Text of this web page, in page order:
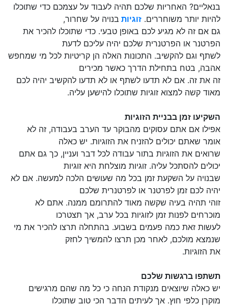
בנאליים? האחריות שלכם תהיה לעבוד על עצמכם כדי שתוכלו
להיות יותר משוחררים. זוגיות בנויה על שחרור,
גם אם זה לא מגיע לכם באופן טבעי. כדי שתוכלו להכיר את
הפרטנר או הפרטנרית שלכם יהיה עליכם לדעת
לשתף וגם להקשיב. התכונות האלה הן קריטיות לכל מי שמחפש
אהבה, בטח בתחילת הדרך כאשר מכירים
זה את זה. אם לא תדעו לשתף או לא תדעו להקשיב יהיה לכם
מאוד קשה למצוא זוגיות שתוכלו להישען עליה.
השקיעו זמן בבניית הזוגיות
אפילו אם אתם עסוקים מהבוקר עד הערב בעבודה, זה לא
אומר שאתם יכולים להזניח את הזוגיות. יש כאלה
שרואים את הזוגיות בתור עבודה לכל דבר ועניין, כך גם אתם
יכולים להסתכל עליה. זוגיות מוצלחת היא זוגיות
שבנויה על השקעת זמן בכל מה שעושים הלכה למעשה. אם לא
יהיה לכם זמן לפרטנר או לפרטנרית שלכם
זוהי תהיה בעיה שקשה מאוד להתרומם ממנה. אתם לא
מוכרחים לפנות זמן לזוגיות בכל ערב, אך תצטרכו
לעשות זאת כמה פעמים בשבוע. בהתחלה תרצו להכיר את מי
שנמצא מולכם, לאחר מכן תרצו להמשיך לחזק
את הזוגיות.
תשתפו ברגשות שלכם
יש כאלה שיוצאים מנקודת הנחה כי כל מה שהם מרגישים
מוקרן כלפי חוץ. אך לעיתים הדבר הכי טוב שתוכלו